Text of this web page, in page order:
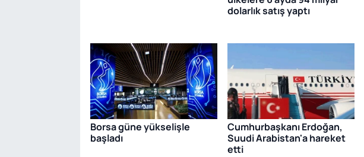
dolarlık satış yaptı
Borsa güne yükselişle
başladı
Cumhurbaşkanı Erdoğan,
Suudi Arabistan'a hareket
etti